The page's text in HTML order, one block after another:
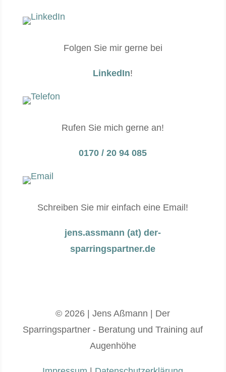
Folgen Sie mir gerne bei
LinkedIn!
Rufen Sie mich gerne an!
0170 / 20 94 085
Schreiben Sie mir einfach eine Email!
jens.assmann (at) der-
sparringspartner.de
© 2026 | Jens Aßmann | Der
Sparringspartner - Beratung und Training auf
Augenhöhe